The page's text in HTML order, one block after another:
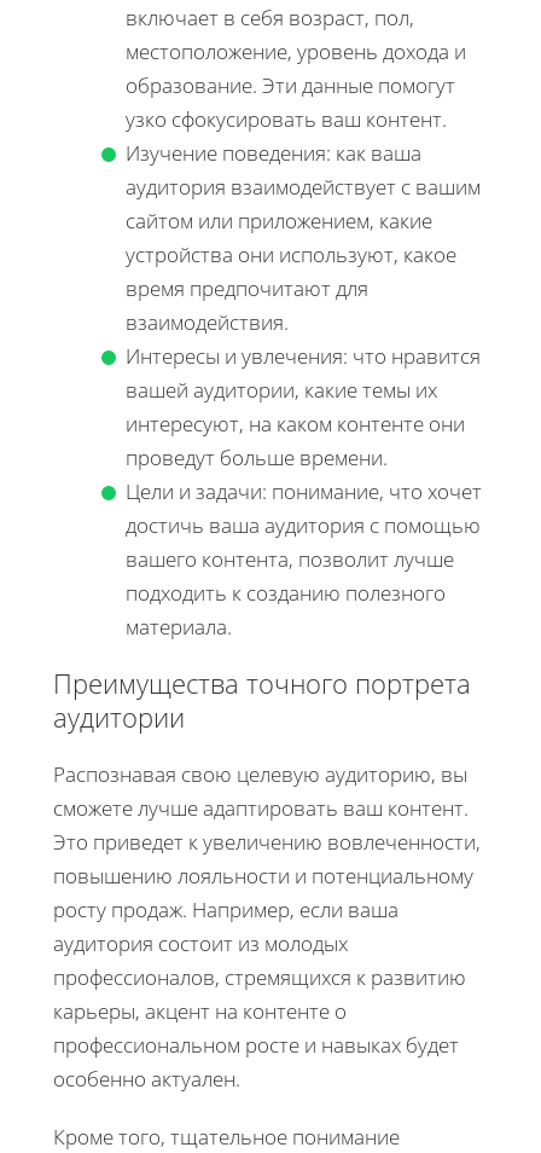
включает в себя возраст, пол,
местоположение, уровень дохода и
образование. Эти данные помогут
узко сфокусировать ваш контент.
Изучение поведения: как ваша
аудитория взаимодействует с вашим
сайтом или приложением, какие
устройства они используют, какое
время предпочитают для
взаимодействия.
Интересы и увлечения: что нравится
вашей аудитории, какие темы их
интересуют, на каком контенте они
проведут больше времени.
Цели и задачи: понимание, что хочет
достичь ваша аудитория с помощью
вашего контента, позволит лучше
подходить к созданию полезного
материала.
Преимущества точного портрета
аудитории
Распознавая свою целевую аудиторию, вы
сможете лучше адаптировать ваш контент.
Это приведет к увеличению вовлеченности,
повышению лояльности и потенциальному
росту продаж. Например, если ваша
аудитория состоит из молодых
профессионалов, стремящихся к развитию
карьеры, акцент на контенте о
профессиональном росте и навыках будет
особенно актуален.
Кроме того, тщательное понимание